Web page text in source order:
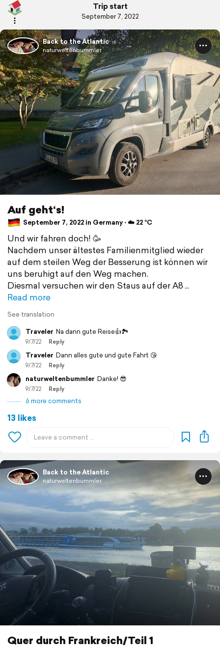
Trip start
September 7, 2022
Back to the Atlantic
naturweltenbummler
Auf geht‘s!
September 7, 2022 in Germany ⋅ ☁️ 22 °C
Und wir fahren doch! 🥳
Nachdem unser ältestes Familienmitglied wieder
auf dem steilen Weg der Besserung ist können wir
uns beruhigt auf den Weg machen.
Diesmal versuchen wir den Staus auf der A8
Read more
See translation
Traveler Na dann gute Reise👍🏞️
9/7/22 Reply
Traveler Dann alles gute und gute Fahrt 😘
9/7/22 Reply
naturweltenbummler Danke! 😎
9/7/22 Reply
6 more comments
13 likes
Back to the Atlantic
naturweltenbummler
Quer durch Frankreich/Teil 1